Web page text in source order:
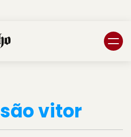
são vitor